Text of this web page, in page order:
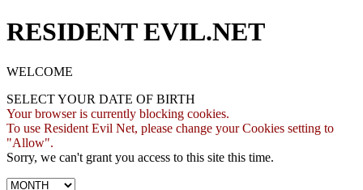
RESIDENT EVIL.NET
WELCOME
SELECT YOUR DATE OF BIRTH
Your browser is currently blocking cookies.
To use Resident Evil Net, please change your Cookies setting to
"Allow".
Sorry, we can't grant you access to this site this time.